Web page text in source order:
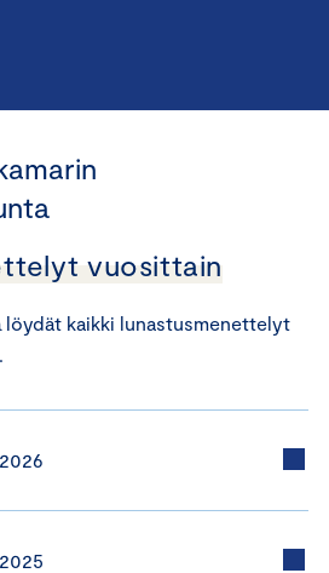
vuosittain
löydät kaikki lunastusmenettelyt